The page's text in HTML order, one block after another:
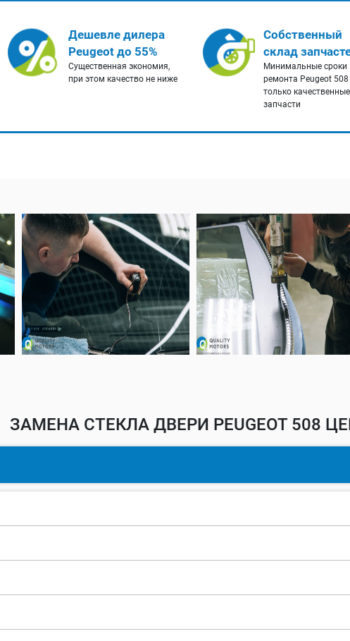
Дешевле дилера
Peugeot до 55%
Существенная экономия,
при этом качество не ниже
Собственный
склад
Минимальные сроки
ремонта Peugeot 508
только качественные
запчасти
ЗАМЕНА СТЕКЛА ДВЕРИ PEUGEOT 508